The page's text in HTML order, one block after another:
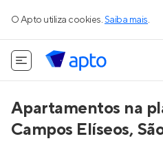
O Apto utiliza cookies. Saiba mais.
Apartamentos na
Campos Elíseos,